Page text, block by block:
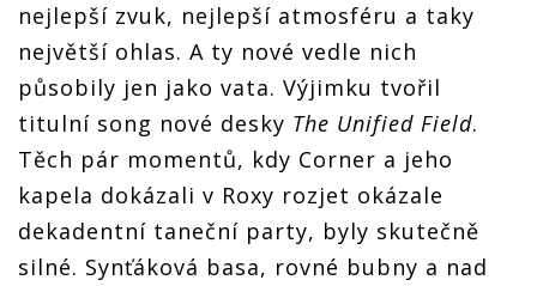
nejlepší zvuk, nejlepší atmosféru a taky
největší ohlas. A ty nové vedle nich
působily jen jako vata. Výjimku tvořil
titulní song nové desky The Unified Field.
Těch pár momentů, kdy Corner a jeho
kapela dokázali v Roxy rozjet okázale
dekadentní taneční party, byly skutečně
silné. Synťáková basa, rovné bubny a nad